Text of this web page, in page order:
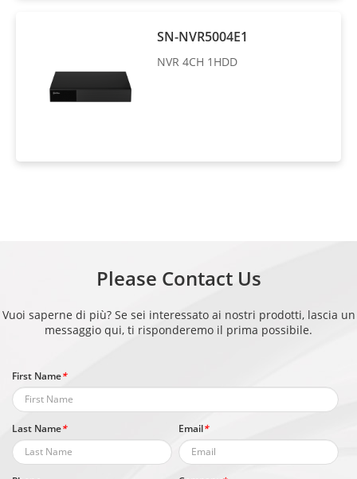
SN-NVR5004E1
NVR 4CH 1HDD
Please Contact Us
Vuoi saperne di più? Se sei interessato ai nostri prodotti, lascia un
messaggio qui, ti risponderemo il prima possibile.
First Name*
Last Name* Email*